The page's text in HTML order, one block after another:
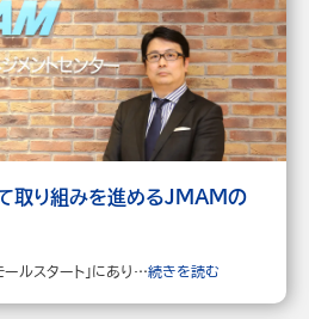
取り組みを進めるJMAMの
ルスタート」にあり…続きを読む